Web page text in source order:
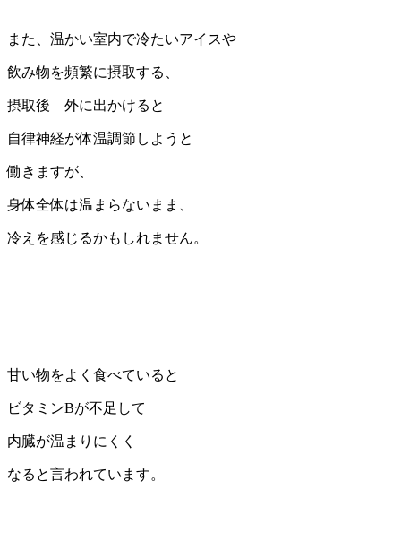
また、温かい室内で冷たいアイスや
飲み物を頻繁に摂取する、
摂取後 外に出かけると
自律神経が体温調節しようと
働きますが、
身体全体は温まらないまま、
冷えを感じるかもしれません。
甘い物をよく食べていると
ビタミンBが不足して
内臓が温まりにくく
なると言われています。